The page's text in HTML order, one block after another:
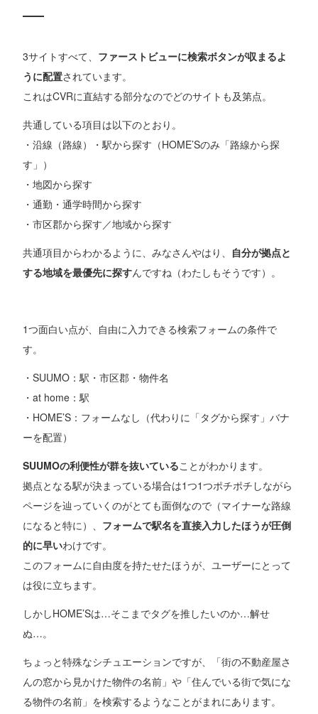
3サイトすべて、 ファーストビューに検索ボタンが収まるよ
うに配置されています。
これはCVRに直結する部分なのでどのサイトも及第点。
共通している項目は以下のとおり。
・沿線（路線）・駅から探す（HOME’Sのみ「路線から探
す」）
・地図から探す
・通勤・通学時間から探す
・市区郡から探す／地域から探す
共通項目からわかるように、みなさんやはり、 自分が拠点と
する地域を最優先に探すんですね（わたしもそうです）。
1つ面白い点が、自由に入力できる検索フォームの条件で
す。
・SUUMO：駅・市区郡・物件名
・at home：駅
・HOME’S：フォームなし（代わりに「タグから探す」バナ
ーを配置）
SUUMOの利便性が群を抜いていることがわかります。
拠点となる駅が決まっている場合は1つ1つポチポチしながら
ページを辿っていくのがとても面倒なので（マイナーな路線
になると特に）、 フォームで駅名を直接入力したほうが圧倒
的に早いわけです。
このフォームに自由度を持たせたほうが、ユーザーにとって
は役に立ちます。
しかしHOME’Sは…そこまでタグを推したいのか…解せ
ぬ…。
ちょっと特殊なシチュエーションですが、「街の不動産屋さ
んの窓から見かけた物件の名前」や「住んでいる街で気にな
る物件の名前」を検索するようなことがまれにあります。